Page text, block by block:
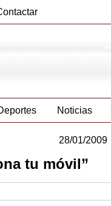
Noticias
28/01/2009
tu móvil”